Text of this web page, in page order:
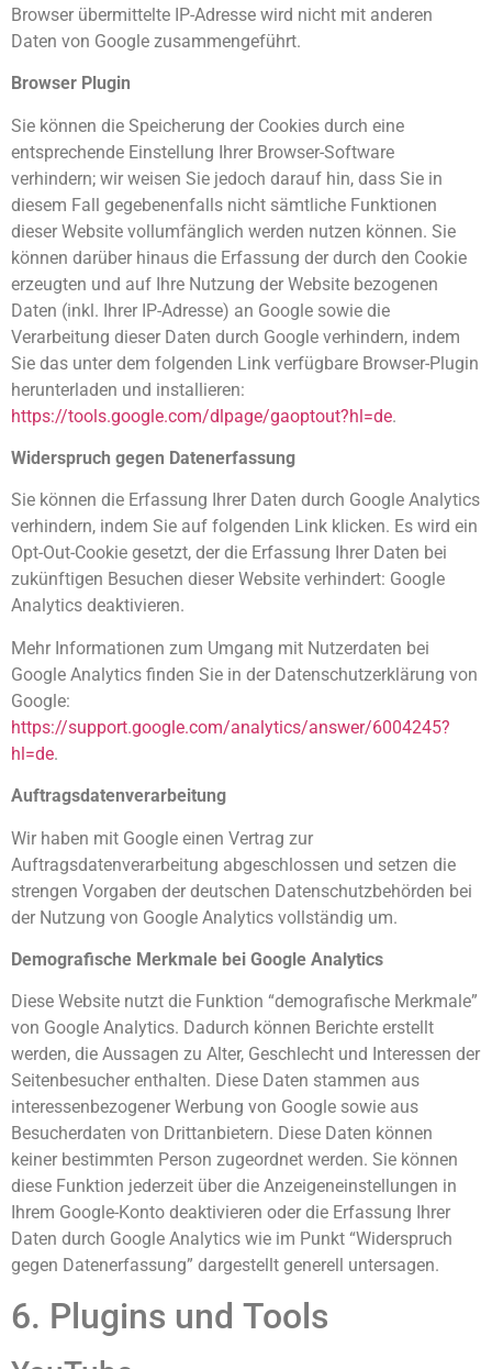
Browser übermittelte IP-Adresse wird nicht mit anderen
Daten von Google zusammengeführt.
Browser Plugin
Sie können die Speicherung der Cookies durch eine
entsprechende Einstellung Ihrer Browser-Software
verhindern; wir weisen Sie jedoch darauf hin, dass Sie in
diesem Fall gegebenenfalls nicht sämtliche Funktionen
dieser Website vollumfänglich werden nutzen können. Sie
können darüber hinaus die Erfassung der durch den Cookie
erzeugten und auf Ihre Nutzung der Website bezogenen
Daten (inkl. Ihrer IP-Adresse) an Google sowie die
Verarbeitung dieser Daten durch Google verhindern, indem
Sie das unter dem folgenden Link verfügbare Browser-Plugin
herunterladen und installieren:
https://tools.google.com/dlpage/gaoptout?hl=de.
Widerspruch gegen Datenerfassung
Sie können die Erfassung Ihrer Daten durch Google Analytics
verhindern, indem Sie auf folgenden Link klicken. Es wird ein
Opt-Out-Cookie gesetzt, der die Erfassung Ihrer Daten bei
zukünftigen Besuchen dieser Website verhindert: Google
Analytics deaktivieren.
Mehr Informationen zum Umgang mit Nutzerdaten bei
Google Analytics finden Sie in der Datenschutzerklärung von
Google:
https://support.google.com/analytics/answer/6004245?
hl=de.
Auftragsdatenverarbeitung
Wir haben mit Google einen Vertrag zur
Auftragsdatenverarbeitung abgeschlossen und setzen die
strengen Vorgaben der deutschen Datenschutzbehörden bei
der Nutzung von Google Analytics vollständig um.
Demografische Merkmale bei Google Analytics
Diese Website nutzt die Funktion “demografische Merkmale”
von Google Analytics. Dadurch können Berichte erstellt
werden, die Aussagen zu Alter, Geschlecht und Interessen der
Seitenbesucher enthalten. Diese Daten stammen aus
interessenbezogener Werbung von Google sowie aus
Besucherdaten von Drittanbietern. Diese Daten können
keiner bestimmten Person zugeordnet werden. Sie können
diese Funktion jederzeit über die Anzeigeneinstellungen in
Ihrem Google-Konto deaktivieren oder die Erfassung Ihrer
Daten durch Google Analytics wie im Punkt “Widerspruch
gegen Datenerfassung” dargestellt generell untersagen.
6. Plugins und Tools